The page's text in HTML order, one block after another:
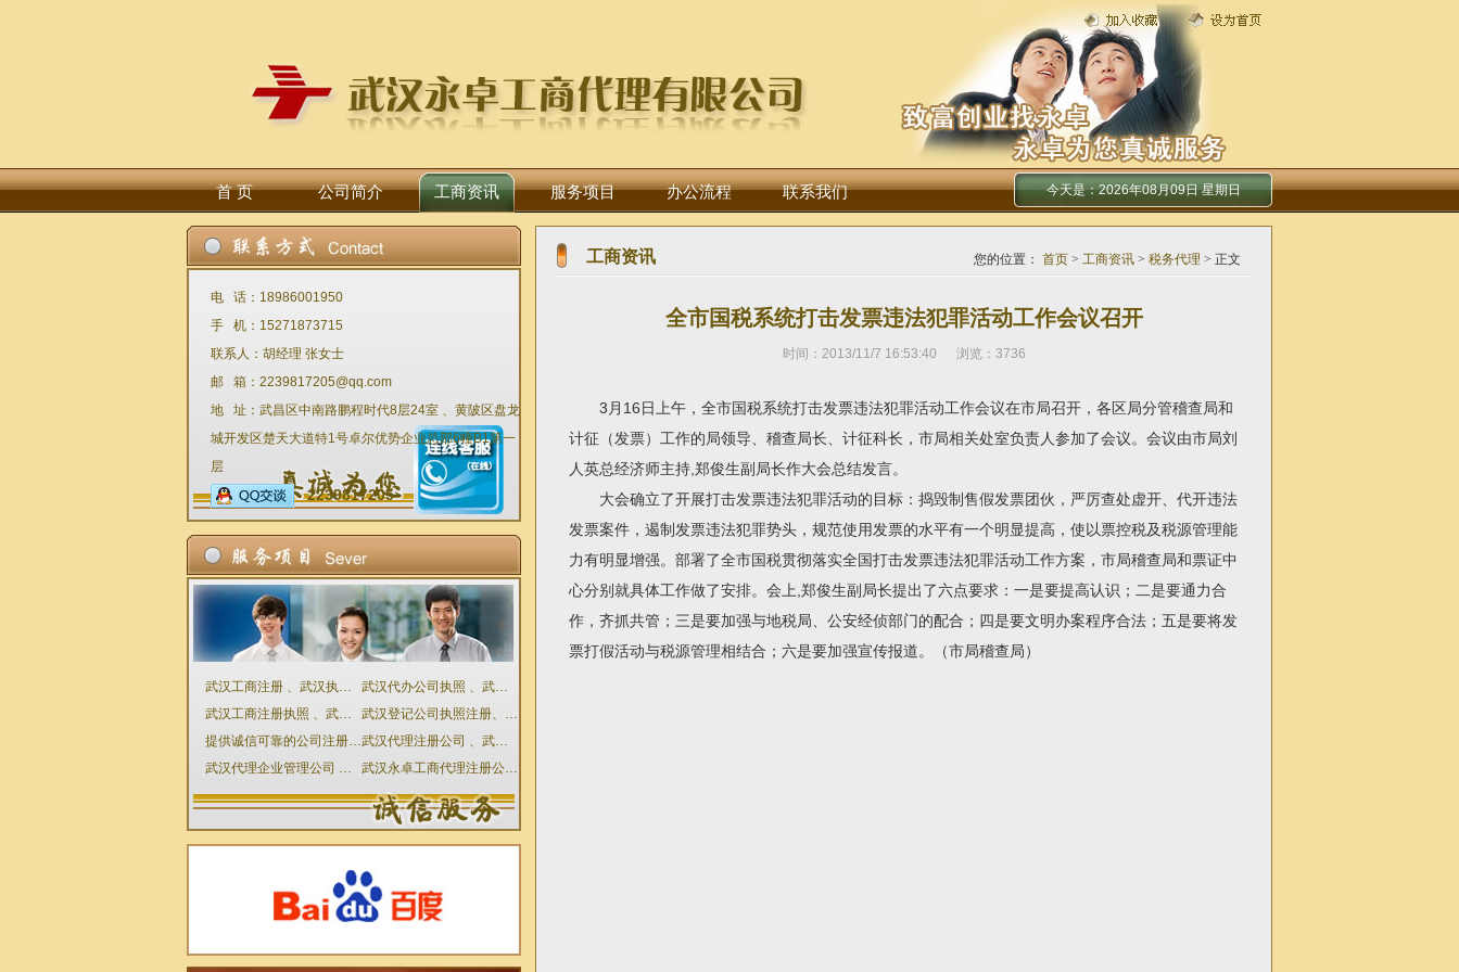
首 页 公司简介 工商资讯 服务项目 办公流程 联系我们 今天是：2026年08月09日 星期日
电 话：18986001950
手 机：15271873715
联系人：胡经理 张女士
邮 箱：2239817205@qq.com
地 址：武昌区中南路鹏程时代8层24室 、黄陂区盘龙
城开发区楚天大道特1号卓尔优势企业总部6幢B1第一
层
2239817205
武汉工商注册 、武汉执照代理 武汉公司代理直接免费咨询
武汉代办公司执照 、武汉设立登记申请表
武汉工商注册执照 、武汉工商代理 、武汉代理公司永卓
武汉登记公司执照注册、武汉工商代理公司注册执照
提供诚信可靠的公司注册与工商代理服务、武汉代办公司
武汉代理注册公司 、武汉工商代理执照注册 、武汉公司执照
武汉代理企业管理公司 、武汉注册工商执照代理
武汉永卓工商代理注册公司 、服务价优代办
工商资讯 您的位置： 首页 > 工商资讯 > 税务代理 > 正文
全市国税系统打击发票违法犯罪活动工作会议召开
时间：2013/11/7 16:53:40 浏览：3736
3月16日上午，全市国税系统打击发票违法犯罪活动工作会议在市局召开，各区局分管稽查局和
计征（发票）工作的局领导、稽查局长、计征科长，市局相关处室负责人参加了会议。会议由市局刘
人英总经济师主持,郑俊生副局长作大会总结发言。
大会确立了开展打击发票违法犯罪活动的目标：捣毁制售假发票团伙，严厉查处虚开、代开违法
发票案件，遏制发票违法犯罪势头，规范使用发票的水平有一个明显提高，使以票控税及税源管理能
力有明显增强。部署了全市国税贯彻落实全国打击发票违法犯罪活动工作方案，市局稽查局和票证中
心分别就具体工作做了安排。会上,郑俊生副局长提出了六点要求：一是要提高认识；二是要通力合
作，齐抓共管；三是要加强与地税局、公安经侦部门的配合；四是要文明办案程序合法；五是要将发
票打假活动与税源管理相结合；六是要加强宣传报道。（市局稽查局）